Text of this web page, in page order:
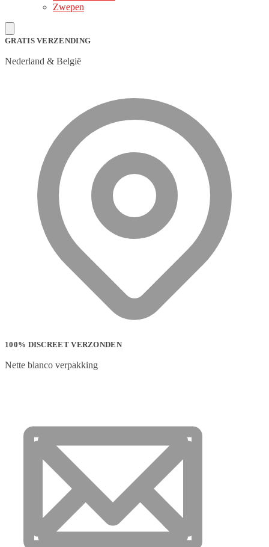
Zwepen
GRATIS VERZENDING
Nederland & België
100% DISCREET VERZONDEN
Nette blanco verpakking